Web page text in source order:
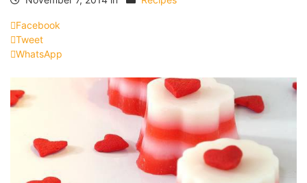
Facebook
Tweet
WhatsApp